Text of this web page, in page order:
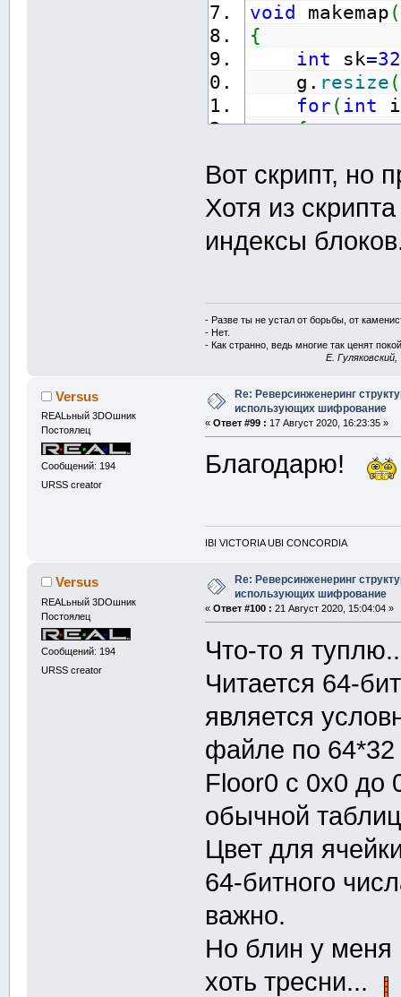
void makemap (
{
int sk=32
g. resize (
for ( int i
{
{
}
}
void makemap1
{
int sk =32
g.resize(
{
for
{
g.color(
}
}
}
makemap2
{
int sk=32
g.resize(
for( int i
for(
{
Вот скрипт, но
Хотя из
индексы
- Разве ты не устал от борьбы, от
- Нет.
- Как странно, ведь многие так ценят
E.
Versus
REALьный 3DOшник
Постоялец
Сообщений: 194
URSS creator
Re: Реверсинженеринг
использующих шифрование
«Ответ #99 : 17 Август 2020, 16:23:35 »
Благодарю!
IBI VICTORIA UBI CONCORDIA
Versus
REALьный 3DOшник
Постоялец
Сообщений: 194
URSS creator
Re: Реверсинженеринг
использующих шифрование
«Ответ #100 : 21 Август 2020, 15:04:04 »
Что-то я
Читается 64-
является
файле по 64*32
Floor0 с 0x0 до
обычной
Цвет для
64-битного
важно.
Но блин у меня
хоть тресни...